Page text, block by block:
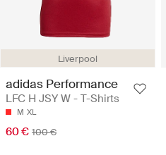
Liverpool
adidas Performance
LFC H JSY W - T-Shirts
M XL
60 € 100 €